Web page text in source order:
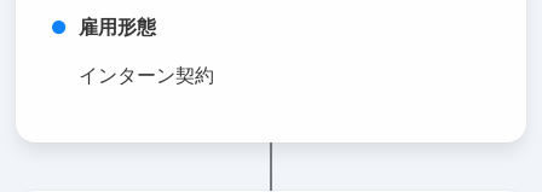
雇用形態
インターン契約